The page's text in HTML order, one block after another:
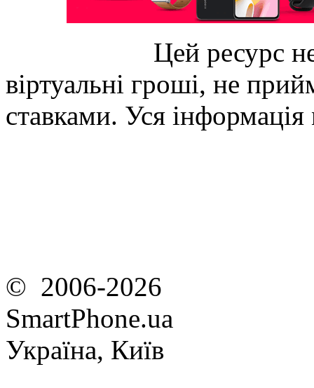
Цей ресурс
віртуальні гроші, не
ставками. Уся
© 2006-2026
SmartPhone.ua
Україна, Київ